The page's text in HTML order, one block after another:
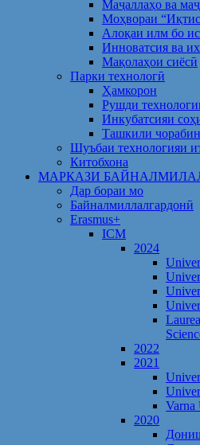
Маҷаллаҳо ва
Моҳвораи
Алоқаи илм бо
Инноватсия ва
Мақолаҳои сиёсӣ
Парки технологӣ
Ҳамкорон
Рушди
Инкубатсияи
Ташкили
Шуъбаи технологияи
Китобхона
МАРКАЗИ
Дар бораи мо
Байналмиллалгардонӣ
Erasmus+
ICM
2024
2022
2021
Varna
2020